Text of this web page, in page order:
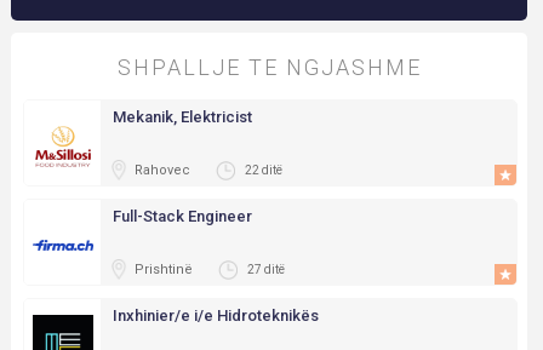
SHPALLJE TE NGJASHME
Mekanik, Elektricist
Rahovec 22 ditë
Full-Stack Engineer
Prishtinë 27 ditë
Inxhinier/e i/e Hidroteknikës